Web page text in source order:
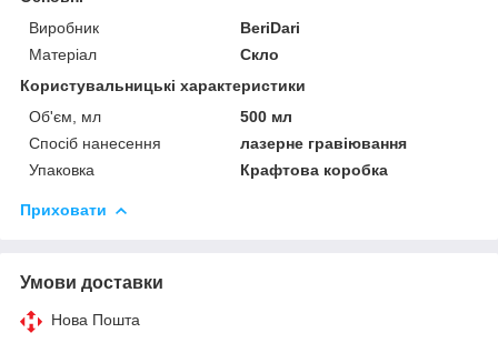
Виробник
BeriDari
Матеріал
Скло
Користувальницькі характеристики
Об'єм, мл
500 мл
Спосіб нанесення
лазерне гравіювання
Упаковка
Крафтова коробка
Приховати
Умови доставки
Нова Пошта